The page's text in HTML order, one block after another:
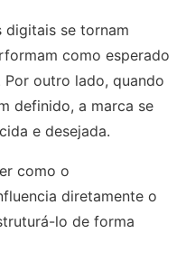
digitais se tornam
como esperado
outro lado, quando
definido, a marca se
e desejada.
como o
diretamente o
lo de forma